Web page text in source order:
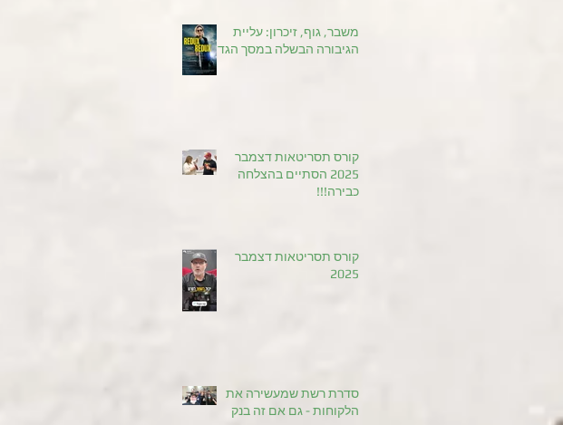
משבר, גוף, זיכרון: עליית
הגיבורה הבשלה במסך הגדול
קורס תסריטאות דצמבר
2025 הסתיים בהצלחה
כבירה!!!
קורס תסריטאות דצמבר
2025
סדרת רשת שמעשירה את
הלקוחות - גם אם זה בנק